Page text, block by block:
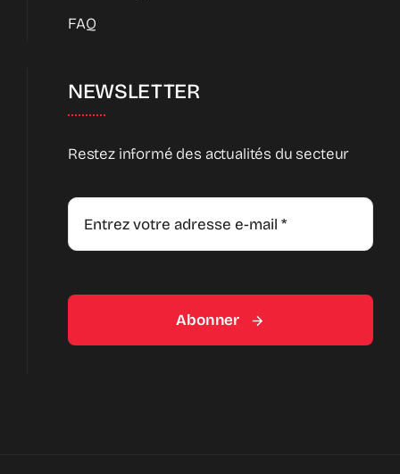
FAQ
NEWSLETTER
Restez informé des actualités du secteur
Abonner